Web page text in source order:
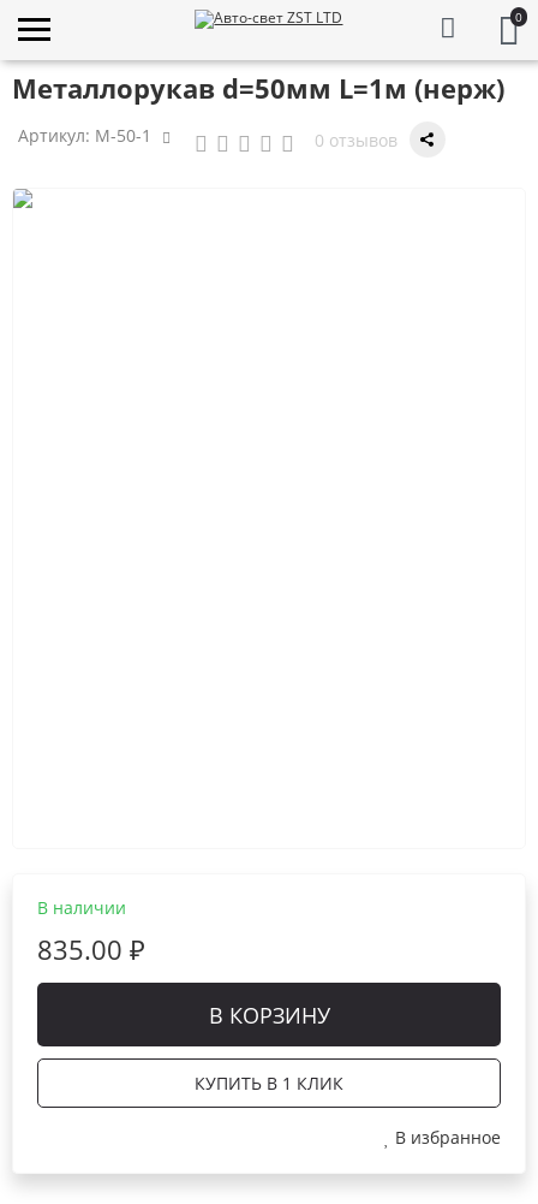
0
Металлорукав d=50мм L=1м (нерж)
Артикул: М-50-1 0 отзывов
В наличии
835.00 ₽
В КОРЗИНУ
КУПИТЬ В 1 КЛИК
В избранное